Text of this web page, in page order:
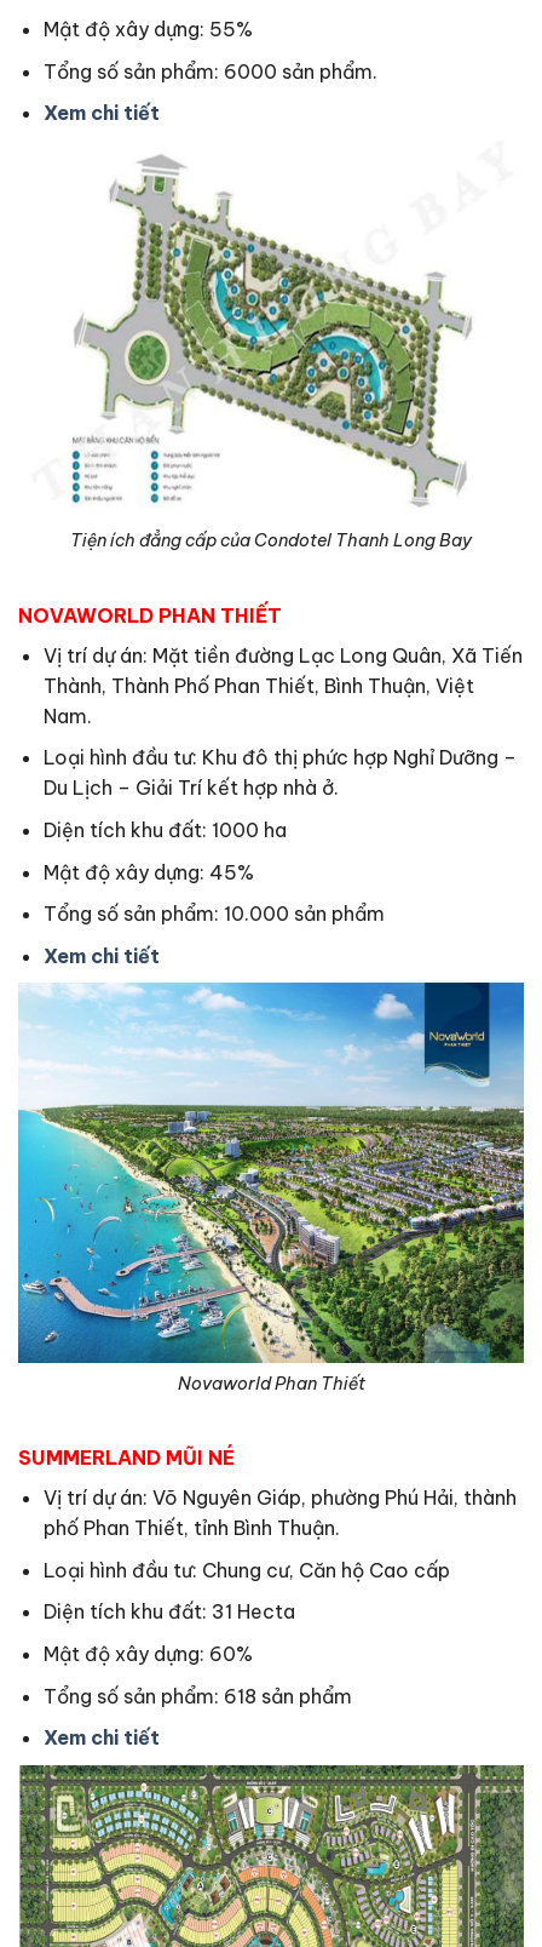
Mật độ xây dựng: 55%
Tổng số sản phẩm: 6000 sản phẩm.
Xem chi tiết
Tiện ích đẳng cấp của Condotel Thanh Long Bay
NOVAWORLD PHAN THIẾT
Vị trí dự án: Mặt tiền đường Lạc Long Quân, Xã Tiến
Thành, Thành Phố Phan Thiết, Bình Thuận, Việt
Nam.
Loại hình đầu tư: Khu đô thị phức hợp Nghỉ Dưỡng –
Du Lịch – Giải Trí kết hợp nhà ở.
Diện tích khu đất: 1000 ha
Mật độ xây dựng: 45%
Tổng số sản phẩm: 10.000 sản phẩm
Xem chi tiết
Novaworld Phan Thiết
SUMMERLAND MŨI NÉ
Vị trí dự án: Võ Nguyên Giáp, phường Phú Hải, thành
phố Phan Thiết, tỉnh Bình Thuận.
Loại hình đầu tư: Chung cư, Căn hộ Cao cấp
Diện tích khu đất: 31 Hecta
Mật độ xây dựng: 60%
Tổng số sản phẩm: 618 sản phẩm
Xem chi tiết